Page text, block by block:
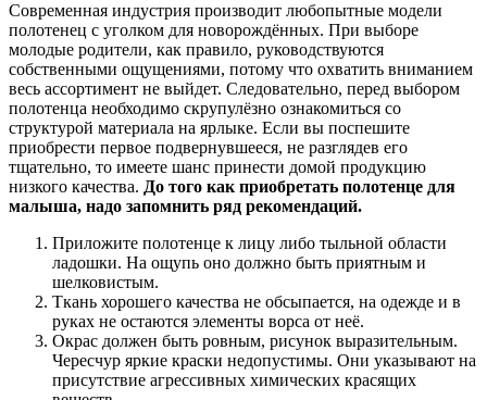
Современная индустрия производит любопытные модели
полотенец с уголком для новорождённых. При выборе
молодые родители, как правило, руководствуются
собственными ощущениями, потому что охватить вниманием
весь ассортимент не выйдет. Следовательно, перед выбором
полотенца необходимо скрупулёзно ознакомиться со
структурой материала на ярлыке. Если вы поспешите
приобрести первое подвернувшееся, не разглядев его
тщательно, то имеете шанс принести домой продукцию
низкого качества. До того как приобретать полотенце для
малыша, надо запомнить ряд рекомендаций.
Приложите полотенце к лицу либо тыльной области
ладошки. На ощупь оно должно быть приятным и
шелковистым.
Ткань хорошего качества не обсыпается, на одежде и в
руках не остаются элементы ворса от неё.
Окрас должен быть ровным, рисунок выразительным.
Чересчур яркие краски недопустимы. Они указывают на
присутствие агрессивных химических красящих